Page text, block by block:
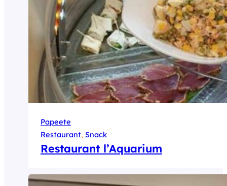
Papeete
Restaurant, Snack
Restaurant l’Aquarium